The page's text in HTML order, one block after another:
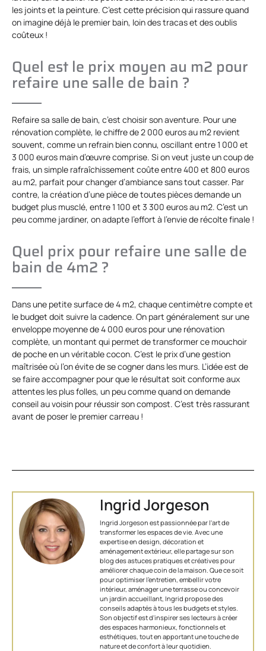
les joints et la peinture. C’est cette précision qui rassure quand
on imagine déjà le premier bain, loin des tracas et des oublis
coûteux !
Quel est le prix moyen au m2 pour
refaire une salle de bain ?
Refaire sa salle de bain, c’est choisir son aventure. Pour une
rénovation complète, le chiffre de 2 000 euros au m2 revient
souvent, comme un refrain bien connu, oscillant entre 1 000 et
3 000 euros main d’œuvre comprise. Si on veut juste un coup de
frais, un simple rafraîchissement coûte entre 400 et 800 euros
au m2, parfait pour changer d’ambiance sans tout casser. Par
contre, la création d’une pièce de toutes pièces demande un
budget plus musclé, entre 1 100 et 3 300 euros au m2. C’est un
peu comme jardiner, on adapte l’effort à l’envie de récolte finale !
Quel prix pour refaire une salle de
bain de 4m2 ?
Dans une petite surface de 4 m2, chaque centimètre compte et
le budget doit suivre la cadence. On part généralement sur une
enveloppe moyenne de 4 000 euros pour une rénovation
complète, un montant qui permet de transformer ce mouchoir
de poche en un véritable cocon. C’est le prix d’une gestion
maîtrisée où l’on évite de se cogner dans les murs. L’idée est de
se faire accompagner pour que le résultat soit conforme aux
attentes les plus folles, un peu comme quand on demande
conseil au voisin pour réussir son compost. C’est très rassurant
avant de poser le premier carreau !
Ingrid Jorgeson
Ingrid Jorgeson est passionnée par l'art de
transformer les espaces de vie. Avec une
expertise en design, décoration et
aménagement extérieur, elle partage sur son
blog des astuces pratiques et créatives pour
améliorer chaque coin de la maison. Que ce soit
pour optimiser l’entretien, embellir votre
intérieur, aménager une terrasse ou concevoir
un jardin accueillant, Ingrid propose des
conseils adaptés à tous les budgets et styles.
Son objectif est d'inspirer ses lecteurs à créer
des espaces harmonieux, fonctionnels et
esthétiques, tout en apportant une touche de
nature et de confort à leur quotidien.